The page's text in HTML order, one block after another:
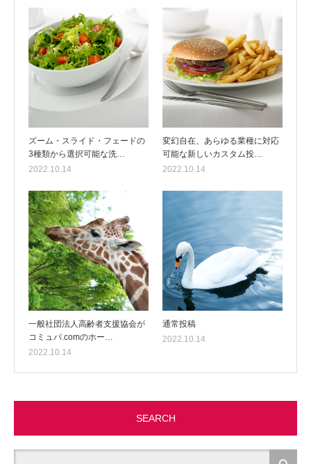
ズーム・スライド・フェードの
3種類から選択可能な洗…
2022.10.14
変幻自在、あらゆる業種に対応
可能な新しいカスタム投…
2022.10.14
一般社団法人高齢者支援協会が
コミュパ.comのホー…
2022.10.14
通常投稿
2022.10.14
SEARCH